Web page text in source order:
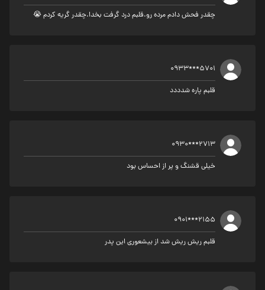
چقدر فحش دادم مرده رو.قلبم درد گرفت بخدا.چقدر گریه کردم 😭
0933***5701
قلبم پاره شدددد
0930***2713
خیلی قشنگ و پر از احساس بود
0901***2155
قلبم ریش ریش شد از بیشعوری این پدر